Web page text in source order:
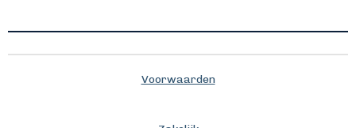
Voorwaarden